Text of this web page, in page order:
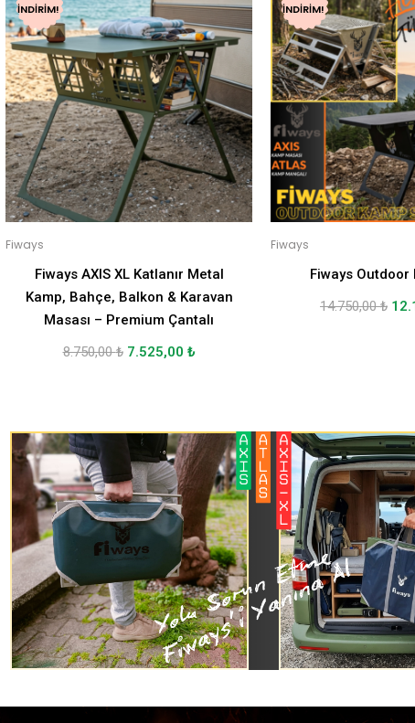
İNDIRIM!
Fiways
Fiways AXIS XL Katlanır Metal
Kamp, Bahçe, Balkon & Karavan
Masası – Premium Çantalı
8.750,00₺ 7.525,00 ₺
İNDIRIM!
Fiways
Fiways Outdoor
14.750,00₺